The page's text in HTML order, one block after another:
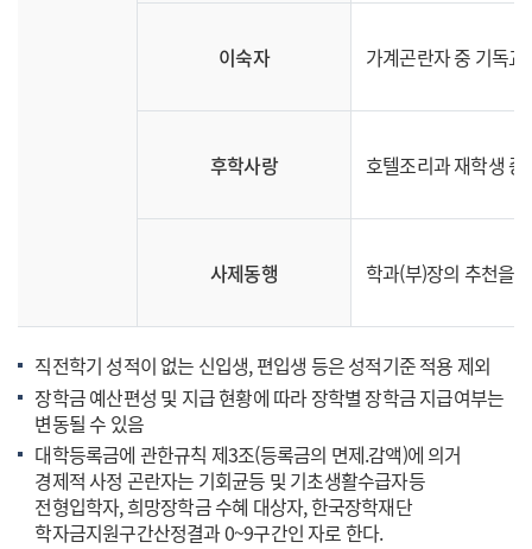
이숙자 가계곤란자 중 기독
후학사랑 호텔조리과 재학생
사제동행 학과(부)장의 추천을
직전학기 성적이 없는 신입생, 편입생 등은 성적기준 적용 제외
장학금 예산편성 및 지급 현황에 따라 장학별 장학금 지급여부는
변동될 수 있음
대학등록금에 관한규칙 제3조(등록금의 면제.감액)에 의거
경제적 사정 곤란자는 기회균등 및 기초생활수급자등
전형입학자, 희망장학금 수혜 대상자, 한국장학재단
학자금지원구간산정결과 0~9구간인 자로 한다.